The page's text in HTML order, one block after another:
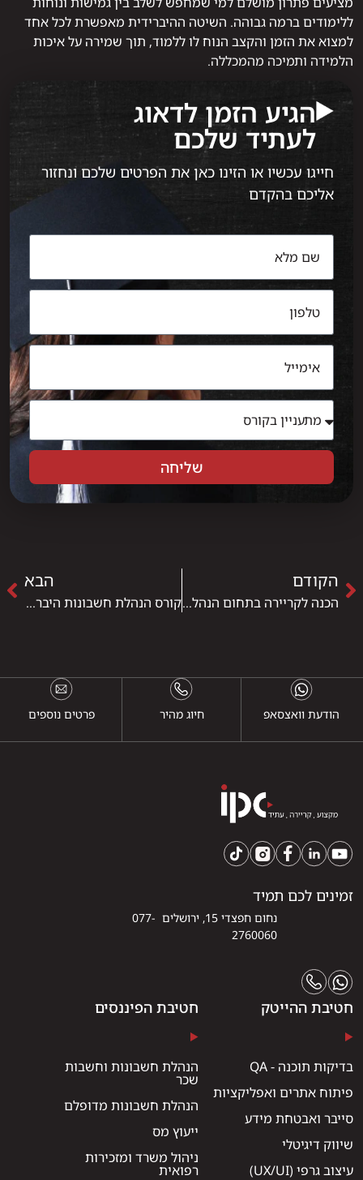
ללימודים ברמה גבוהה. השיטה ההיברידית מאפשרת לכל אחד
למצוא את הזמן והקצב הנוח לו ללמוד, תוך שמירה על איכות
הלמידה ותמיכה מהמכללה.
הגיע הזמן לדאוג
לעתיד שלכם
חייגו עכשיו או הזינו כאן את הפרטים שלכם ונחזור
אליכם בהקדם
שליחה
הקודם
הכנה לקריירה בתחום הנהלת החשבונות
הבא
קורס הנהלת חשבונות היברידי במכללת IPC
הודעת וואצסאפ חיוג מהיר פרטים נוספים
זמינים לכם תמיד
נחום חפצדי 15, ירושלים 077-
2760060
חטיבת ההייטק
בדיקות תוכנה - QA
פיתוח אתרים ואפליקציות
סייבר ואבטחת מידע
שיווק דיגיטלי
עיצוב גרפי (UX/UI)
חטיבת הפיננסים
הנהלת חשבונות וחשבות
שכר
הנהלת חשבונות מדופלם
ייעוץ מס
ניהול משרד ומזכירות
רפואית